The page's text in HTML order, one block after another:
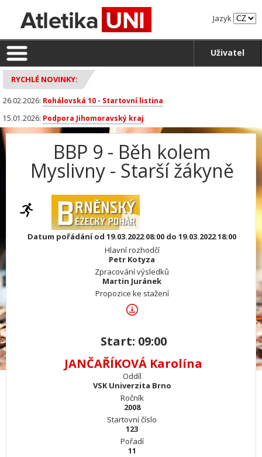
Jazyk
Uživatel
RYCHLÉ NOVINKY:
26.02.2026: Rohálovská 10 - Startovní listina
15.01.2026: Podpora Jihomoravský kraj
BBP 9 - Běh kolem
Myslivny - Starší žákyně
Datum pořádání od 19.03.2022 08:00 do 19.03.2022 18:00
Hlavní rozhodčí
Petr Kotyza
Zpracování výsledků
Martin Juránek
Propozice ke stažení
Start: 09:00
JANČAŘÍKOVÁ Karolína
Oddíl
VSK Univerzita Brno
Ročník
2008
Startovní číslo
123
Pořadí
11